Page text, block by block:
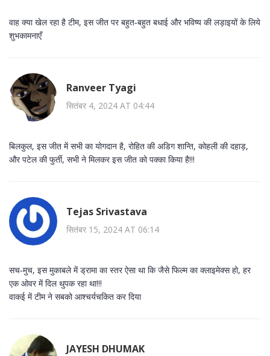
वाह क्या खेल रहा है टीम, इस जीत पर बहुत‑बहुत बधाई और भविष्य की लड़ाइयों के लिये
शुभकामनाएँ
Ranveer Tyagi
सितंबर 4, 2024 AT 04:44
बिलकुल, इस जीत में सभी का योगदान है, रोहित की अडिग शान्ति, कोहली की दहाड़,
और पटेल की फुर्ती, सभी ने मिलकर इस जीत को पक्का किया है!!!
Tejas Srivastava
सितंबर 15, 2024 AT 06:14
सच‑मुच, इस मुकाबले में ड्रामा का स्तर ऐसा था कि जैसे फिल्म का क्लाइमेक्स हो, हर
एक ओवर में दिल थुपक रहा था!!!
वाकई में टीम ने सबको आश्चर्यचकित कर दिया
JAYESH DHUMAK